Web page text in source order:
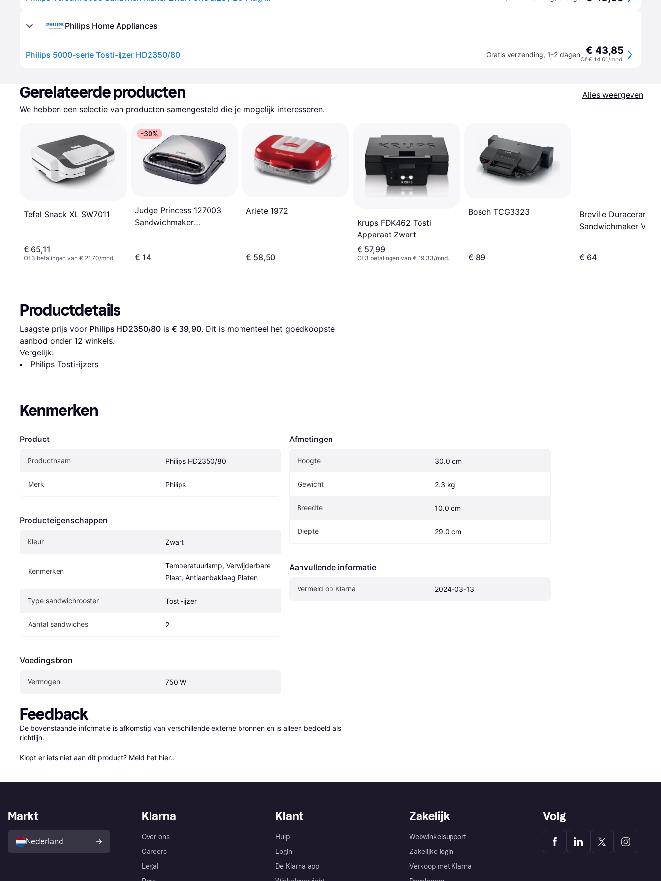
Philips Home Appliances
Philips 5000-serie Tosti-ijzer HD2350/80 Gratis verzending, 1-2 dagen € 43,85
Of € 14,61/mnd.
Gerelateerde producten
Alles weergeven
We hebben een selectie van producten samengesteld die je mogelijk interesseren.
Tefal Snack XL SW7011
€ 65,11
Of 3 betalingen van € 21,70/mnd.
-30%
Judge Princess 127003
Sandwichmaker
€ 14
Ariete 1972
€ 58,50
Krups FDK462 Tosti
Apparaat Zwart
€ 57,99
Of 3 betalingen van € 19,33/mnd.
Bosch TCG3323
€ 89
Breville Duraceramic
Sandwichmaker
€ 64
Productdetails
Laagste prijs voor Philips HD2350/80 is € 39,90. Dit is momenteel het goedkoopste
aanbod onder 12 winkels.
Vergelijk:
Philips Tosti-ijzers
Kenmerken
Product
Productnaam Philips HD2350/80
Merk Philips
Producteigenschappen
Kleur Zwart
Kenmerken
Temperatuurlamp, Verwijderbare
Plaat, Antiaanbaklaag Platen
Type sandwichrooster Tosti-ijzer
Aantal sandwiches 2
Voedingsbron
Vermogen 750 W
Afmetingen
Hoogte 30.0 cm
Gewicht 2.3 kg
Breedte 10.0 cm
Diepte 29.0 cm
Aanvullende informatie
Vermeld op Klarna 2024-03-13
Feedback
De bovenstaande informatie is afkomstig van verschillende externe bronnen en is alleen bedoeld als
richtlijn.
Klopt er iets niet aan dit product? Meld het hier..
Klarna
Over ons
Careers
Legal
Klant
Hulp
Login
De Klarna app
Zakelijk
Webwinkelsupport
Zakelijke login
Verkoop met Klarna
Markt
Nederland
Volg